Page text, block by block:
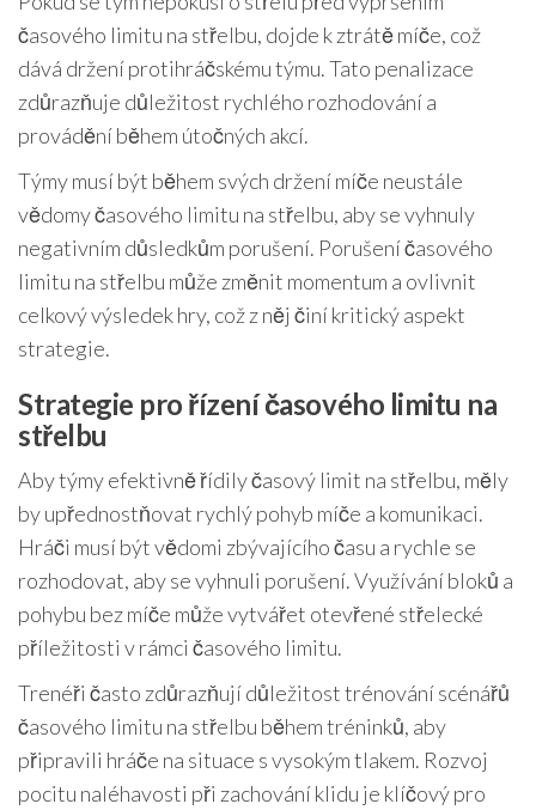
časového limitu na střelbu, dojde k ztrátě míče, což
dává držení protihráčskému týmu. Tato penalizace
zdůrazňuje důležitost rychlého rozhodování a
provádění během útočných akcí.
Týmy musí být během svých držení míče neustále
vědomy časového limitu na střelbu, aby se vyhnuly
negativním důsledkům porušení. Porušení časového
limitu na střelbu může změnit momentum a ovlivnit
celkový výsledek hry, což z něj činí kritický aspekt
strategie.
Strategie pro řízení časového limitu na
střelbu
Aby týmy efektivně řídily časový limit na střelbu, měly
by upřednostňovat rychlý pohyb míče a komunikaci.
Hráči musí být vědomi zbývajícího času a rychle se
rozhodovat, aby se vyhnuli porušení. Využívání bloků a
pohybu bez míče může vytvářet otevřené střelecké
příležitosti v rámci časového limitu.
Trenéři často zdůrazňují důležitost trénování scénářů
časového limitu na střelbu během tréninků, aby
připravili hráče na situace s vysokým tlakem. Rozvoj
pocitu naléhavosti při zachování klidu je klíčový pro